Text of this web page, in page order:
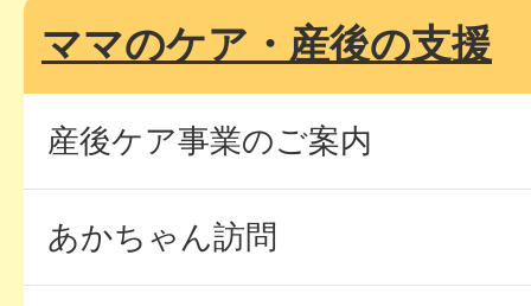
ママのケア・産後の支援
産後ケア事業のご案内
あかちゃん訪問